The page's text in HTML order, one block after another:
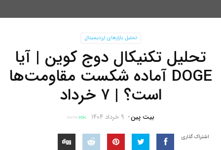
تحلیل بازارهای ارزدیجیتال
تحلیل تکنیکال دوج کوین | آیا
DOGE آماده شکست مقاومت‌ها
است؟ | ۷ خرداد
بیت پین ۹ خرداد ۱۴۰۴
اشتراک گذاری